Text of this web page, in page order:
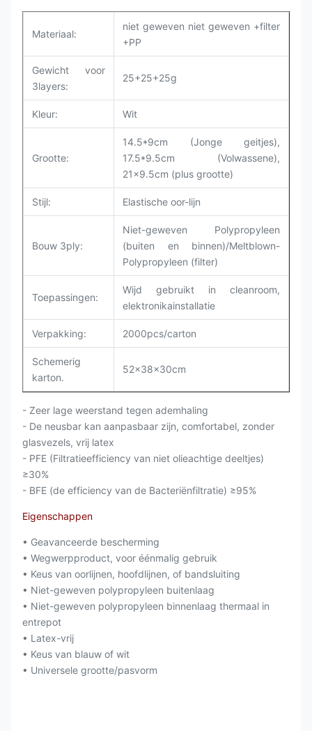
Materiaal:
niet geweven niet geweven +filter
+PP
Gewicht voor
3layers:
25+25+25g
Kleur: Wit
Grootte:
14.5*9cm (Jonge geitjes),
17.5*9.5cm (Volwassene),
21x9.5cm (plus grootte)
Stijl: Elastische oor-lijn
Bouw 3ply:
Niet-geweven Polypropyleen
(buiten en binnen)/Meltblown-
Polypropyleen (filter)
Toepassingen:
Wijd gebruikt in cleanroom,
elektronikainstallatie
Verpakking: 2000pcs/carton
Schemerig
karton.
52x38x30cm
- Zeer lage weerstand tegen ademhaling
- De neusbar kan aanpasbaar zijn, comfortabel, zonder
glasvezels, vrij latex
- PFE (Filtratieefficiency van niet olieachtige deeltjes)
≥30%
- BFE (de efficiency van de Bacteriënfiltratie) ≥95%
Eigenschappen
• Geavanceerde bescherming
• Wegwerpproduct, voor éénmalig gebruik
• Keus van oorlijnen, hoofdlijnen, of bandsluiting
• Niet-geweven polypropyleen buitenlaag
• Niet-geweven polypropyleen binnenlaag thermaal in
entrepot
• Latex-vrij
• Keus van blauw of wit
• Universele grootte/pasvorm